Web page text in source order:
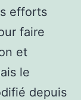
efforts
faire
et
le
depuis